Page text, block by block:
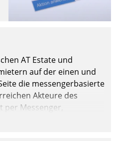
AT Estate und
auf der einen und
die messengerbasierte
Akteure des
Messenger,
empfangen oder